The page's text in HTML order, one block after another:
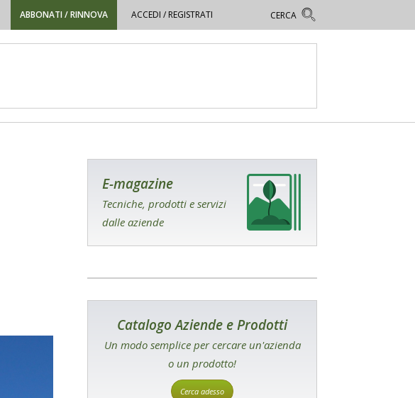
ABBONATI / RINNOVA ACCEDI / REGISTRATI
E-magazine
Tecniche, prodotti e servizi
dalle aziende
Catalogo Aziende e Prodotti
Un modo semplice per cercare un'azienda
o un prodotto!
Cerca adesso